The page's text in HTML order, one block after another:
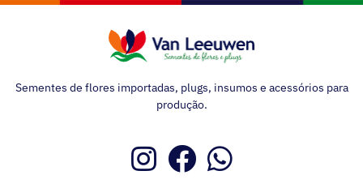
Sementes de flores importadas, plugs, insumos e acessórios para
produção.